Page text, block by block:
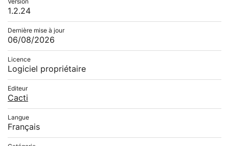
Version
1.2.24
Dernière mise à jour
06/08/2026
Licence
Logiciel propriétaire
Editeur
Cacti
Langue
Français